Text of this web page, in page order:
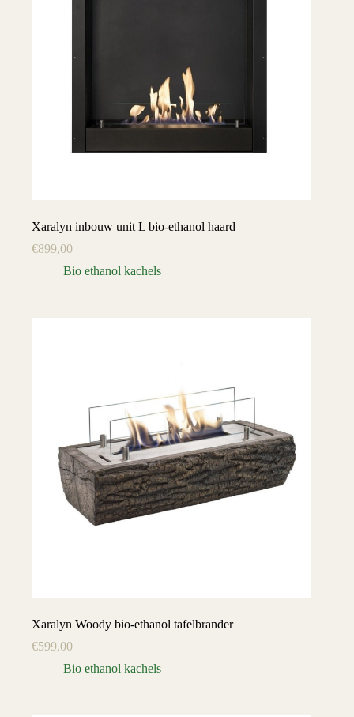
Xaralyn inbouw unit L bio-ethanol haard
€899,00
Bio ethanol kachels
Xaralyn Woody bio-ethanol tafelbrander
€599,00
Bio ethanol kachels